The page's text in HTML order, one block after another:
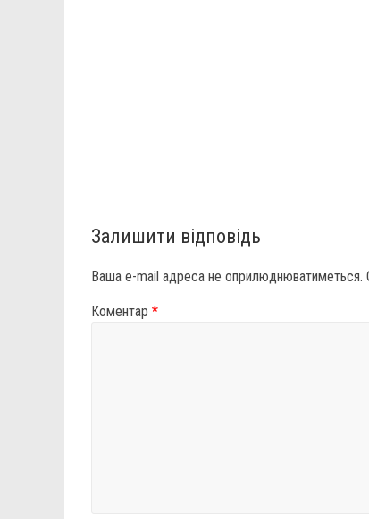
Залишити відповідь
Ваша e-mail адреса не оприлюднюватиметься.
Коментар *